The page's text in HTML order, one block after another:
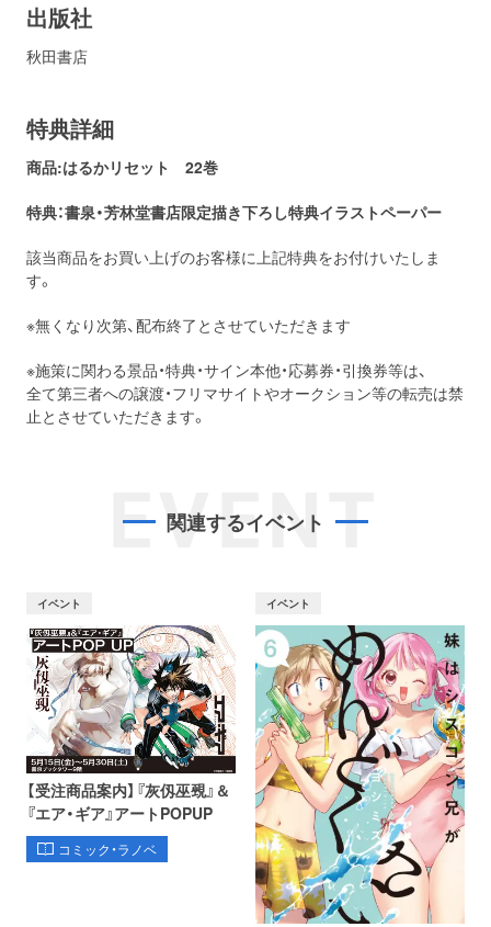
出版社
秋田書店
特典詳細
商品:はるかリセット 22巻
特典：書泉・芳林堂書店限定描き下ろし特典イラストペーパー
該当商品をお買い上げのお客様に上記特典をお付けいたしま
す。
※無くなり次第、配布終了とさせていただきます
※施策に関わる景品・特典・サイン本他・応募券・引換券等は、
全て第三者への譲渡・フリマサイトやオークション等の転売は禁
止とさせていただきます。
EVENT
関連するイベント
イベント
【受注商品案内】『灰仭巫覡』＆
『エア・ギア』アートPOPUP
コミック・ラノベ
イベント